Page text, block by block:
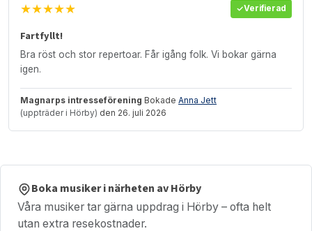
★★★★★ Verifierad
Fartfyllt!
Bra röst och stor repertoar. Får igång folk. Vi bokar gärna
igen.
Magnarps intresseförening Bokade Anna Jett
(uppträder i Hörby) den 26. juli 2026
Boka musiker i närheten av Hörby
Våra musiker tar gärna uppdrag i Hörby – ofta helt
utan extra resekostnader.